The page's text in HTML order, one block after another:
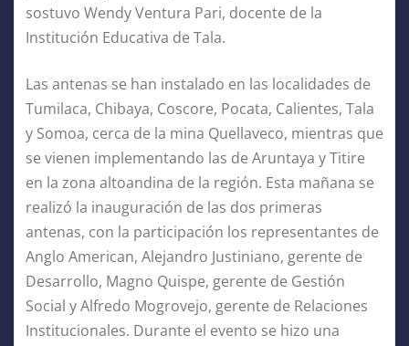
sostuvo Wendy Ventura Pari, docente de la
Institución Educativa de Tala.
Las antenas se han instalado en las localidades de
Tumilaca, Chibaya, Coscore, Pocata, Calientes, Tala
y Somoa, cerca de la mina Quellaveco, mientras que
se vienen implementando las de Aruntaya y Titire
en la zona altoandina de la región. Esta mañana se
realizó la inauguración de las dos primeras
antenas, con la participación los representantes de
Anglo American, Alejandro Justiniano, gerente de
Desarrollo, Magno Quispe, gerente de Gestión
Social y Alfredo Mogrovejo, gerente de Relaciones
Institucionales. Durante el evento se hizo una